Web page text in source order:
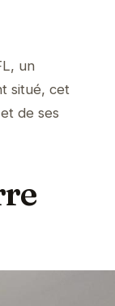
un
situé, cet
de ses